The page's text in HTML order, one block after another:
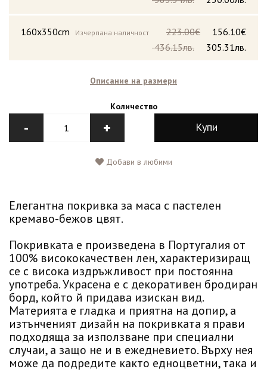
160x350cm Изчерпана наличност 156.10€
223.00€
305.31лв.
436.15лв.
Описание на размери
Количество
- + Купи
Добави в любими
Елегантна покривка за маса с пастелен
кремаво-бежов цвят.
Покривката е произведена в Португалия от
100% висококачествен лен, характеризиращ
се с висока издръжливост при постоянна
употреба. Украсена е с декоративен бродиран
борд, който й придава изискан вид.
Материята е гладка и приятна на допир, а
изтънченият дизайн на покривката я прави
подходяща за използване при специални
случаи, а защо не и в ежедневието. Върху нея
може да подредите както едноцветни, така и